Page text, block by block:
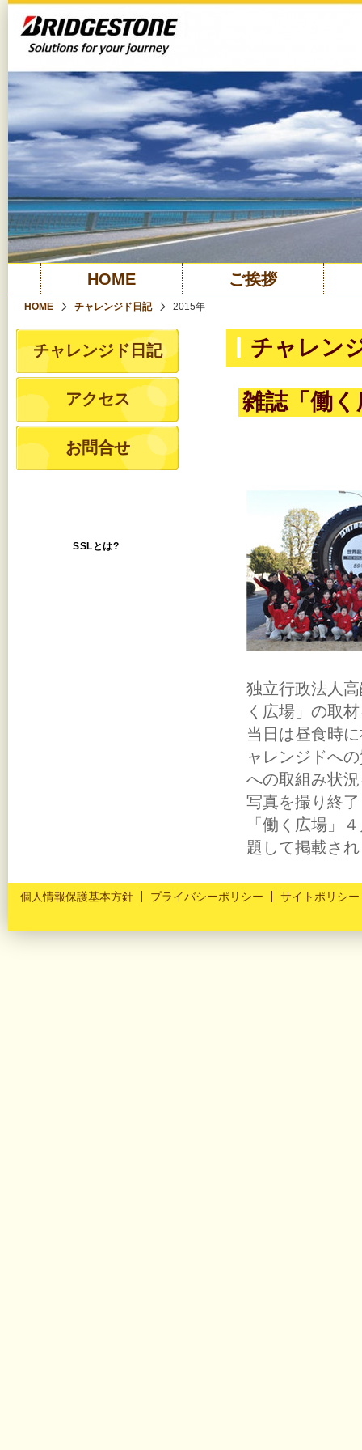
HOME ご挨拶
HOME チャレンジド日記 2015年
チャレンジド日記
アクセス
お問合せ
SSLとは?
チャレン
雑誌「働
独立行政法人
く広場」の取
当日は昼食時
ャレンジドへ
への取組み状
写真を撮り終
「働く広場」
題して掲載さ
個人情報保護基本方針 プライバシーポリシー サイトポリシー